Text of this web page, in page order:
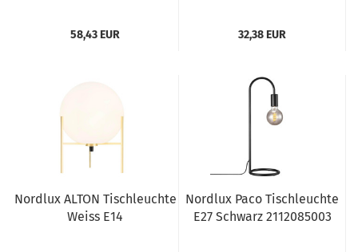
58,43 EUR 32,38 EUR
Nordlux ALTON Tischleuchte
Weiss E14
Nordlux Paco Tischleuchte
E27 Schwarz 2112085003